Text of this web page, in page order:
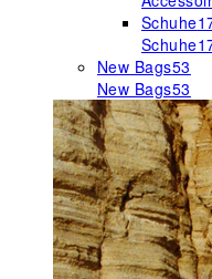
Schuhe
Schuhe
New Bags53
New Bags53